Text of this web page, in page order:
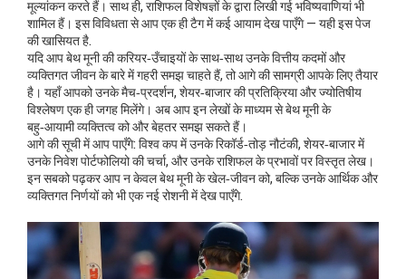
मूल्यांकन करते हैं। साथ ही, राशिफल विशेषज्ञों के द्वारा लिखी गई भविष्यवाणियां भी
शामिल हैं। इस विविधता से आप एक ही टैग में कई आयाम देख पाएँगे — यही इस पेज
की खासियत है.
यदि आप बेथ मूनी की करियर‑उँचाइयों के साथ‑साथ उनके वित्तीय कदमों और
व्यक्तिगत जीवन के बारे में गहरी समझ चाहते हैं, तो आगे की सामग्री आपके लिए तैयार
है। यहाँ आपको उनके मैच‑प्रदर्शन, शेयर‑बाजार की प्रतिक्रिया और ज्योतिषीय
विश्लेषण एक ही जगह मिलेंगे। अब आप इन लेखों के माध्यम से बेथ मूनी के
बहु‑आयामी व्यक्तित्व को और बेहतर समझ सकते हैं।
आगे की सूची में आप पाएँगे: विश्व कप में उनके रिकॉर्ड‑तोड़ नौटंकी, शेयर‑बाजार में
उनके निवेश पोर्टफोलियो की चर्चा, और उनके राशिफल के प्रभावों पर विस्तृत लेख।
इन सबको पढ़कर आप न केवल बेथ मूनी के खेल‑जीवन को, बल्कि उनके आर्थिक और
व्यक्तिगत निर्णयों को भी एक नई रोशनी में देख पाएँगे.